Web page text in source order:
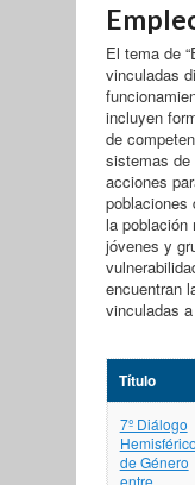
El tema de
vinculadas
incluyen
de
sistemas de
acciones
poblaciones
la población
jóvenes y
encuentran
vinculadas
Título
7º Diálogo
Hemisférico
de Género
entre